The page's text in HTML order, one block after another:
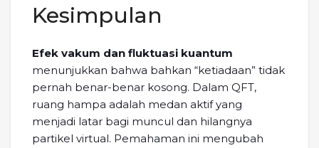
Kesimpulan
Efek vakum dan fluktuasi kuantum
menunjukkan bahwa bahkan “ketiadaan” tidak
pernah benar-benar kosong. Dalam QFT,
ruang hampa adalah medan aktif yang
menjadi latar bagi muncul dan hilangnya
partikel virtual. Pemahaman ini mengubah